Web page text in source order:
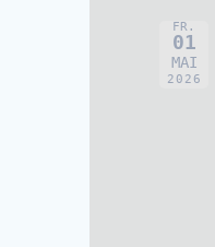
FR.
01
MAI
2026